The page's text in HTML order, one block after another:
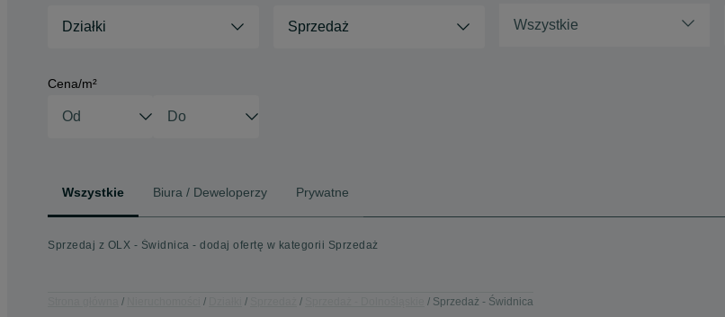
Działki Sprzedaż Wszystkie
Cena/m²
Wszystkie Biura / Deweloperzy Prywatne
Sprzedaj z OLX - Świdnica - dodaj ofertę w kategorii Sprzedaż
Sprzedaż - Świdnica